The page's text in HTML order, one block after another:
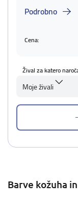
Podrobno
Cena:
Žival za katero
Moje živali
Barve kožuha